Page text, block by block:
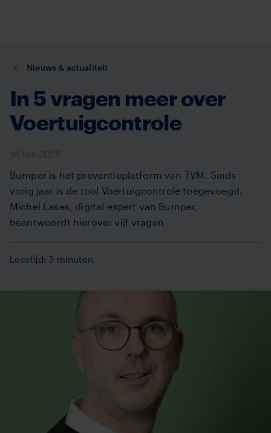
inhoud
U
hier:
Nieuws & actualiteit
In 5 vragen meer over
Voertuigcontrole
18 feb 2025
Bumper is het preventieplatform van TVM. Sinds
vorig jaar is de tool Voertuigcontrole toegevoegd.
Michel Lases, digital expert van Bumper,
beantwoordt hierover vijf vragen
Leestijd: 3 minuten